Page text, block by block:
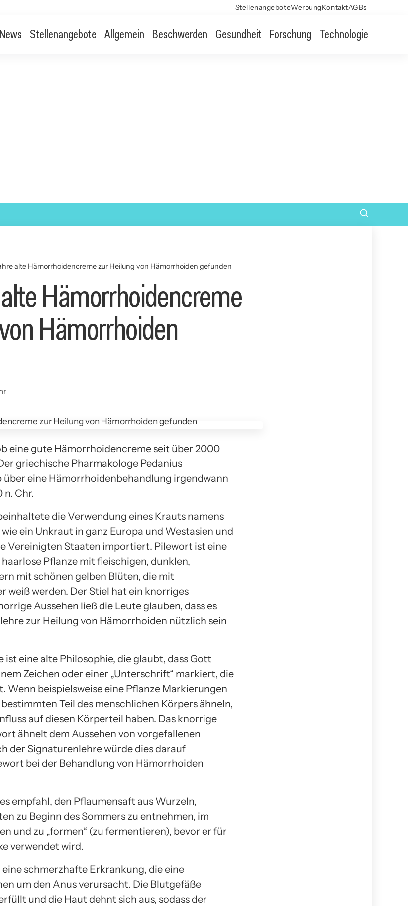
StellenangeboteWerbungKontaktAGBs
News Stellenangebote Allgemein Beschwerden Gesundheit Forschung Technologie
alte Hämorrhoidencreme zur Heilung von Hämorrhoiden gefunden
Hämorrhoidencreme
Hämorrhoiden
eine gute Hämorrhoidencreme seit über 2000
griechische Pharmakologe Pedanius
über eine Hämorrhoidenbehandlung irgendwann
n. Chr.
die Verwendung eines Krauts namens
ein Unkraut in ganz Europa und Westasien und
Vereinigten Staaten importiert. Pilewort ist eine
Pflanze mit fleischigen, dunklen,
mit schönen gelben Blüten, die mit
weiß werden. Der Stiel hat ein knorriges
Aussehen ließ die Leute glauben, dass es
zur Heilung von Hämorrhoiden nützlich sein
ist eine alte Philosophie, die glaubt, dass Gott
Zeichen oder einer „Unterschrift“ markiert, die
Wenn beispielsweise eine Pflanze Markierungen
Teil des menschlichen Körpers ähneln,
auf diesen Körperteil haben. Das knorrige
ähnelt dem Aussehen von vorgefallenen
der Signaturenlehre würde dies darauf
bei der Behandlung von Hämorrhoiden
empfahl, den Pflaumensaft aus Wurzeln,
zu Beginn des Sommers zu entnehmen, im
und zu „formen“ (zu fermentieren), bevor er für
verwendet wird.
schmerzhafte Erkrankung, die eine
um den Anus verursacht. Die Blutgefäße
und die Haut dehnt sich aus, sodass der